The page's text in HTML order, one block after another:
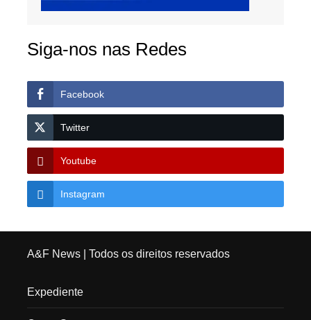
Siga-nos nas Redes
Facebook
Twitter
Youtube
Instagram
A&F News| Todos os direitos reservados
Expediente